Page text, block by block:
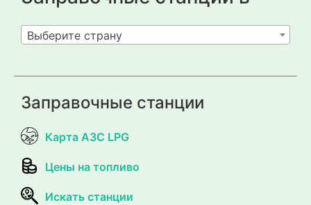
Выберите страну
Заправочные станции
Карта АЗС LPG
Цены на топливо
Искать станции